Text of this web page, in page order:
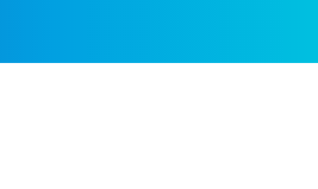
ーネットバンキング